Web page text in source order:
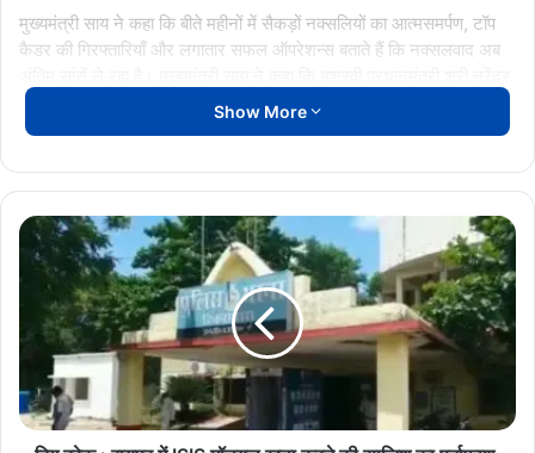
मुख्यमंत्री साय ने कहा कि बीते महीनों में सैकड़ों नक्सलियों का आत्मसमर्पण, टॉप
कैडर की गिरफ्तारियाँ और लगातार सफल ऑपरेशन्स बताते हैं कि नक्सलवाद अब
मोदी जी के नेतृत्व और केंद्रीय गृहमंत्री अमित शाह जी के मार्गदर्शन में हमारी
सुशासन सरकार बस्तर में शांति, विश्वास और विकास की नई धारा बहा रही है।
आत्मविश्वास भरा है। मुख्यमंत्री ने कहा कि हमें पूरा विश्वास है कि केंद्र–राज्य की
संयुक्त रणनीति के साथ मार्च 2026 तक भारत पूर्णतः नक्सलमुक्त होगा।
Show More
बिग
ब्रेक
:
रायपुर
मॉड्यूल
खड़ा
करने